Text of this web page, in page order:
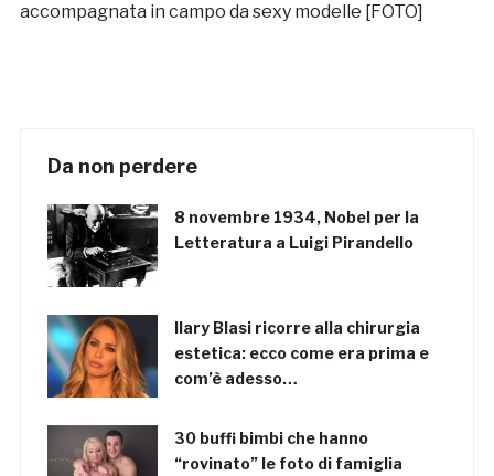
accompagnata in campo da sexy modelle [FOTO]
Da non perdere
8 novembre 1934, Nobel per la
Letteratura a Luigi Pirandello
Ilary Blasi ricorre alla chirurgia
estetica: ecco come era prima e
com’è adesso…
30 buffi bimbi che hanno
“rovinato” le foto di famiglia